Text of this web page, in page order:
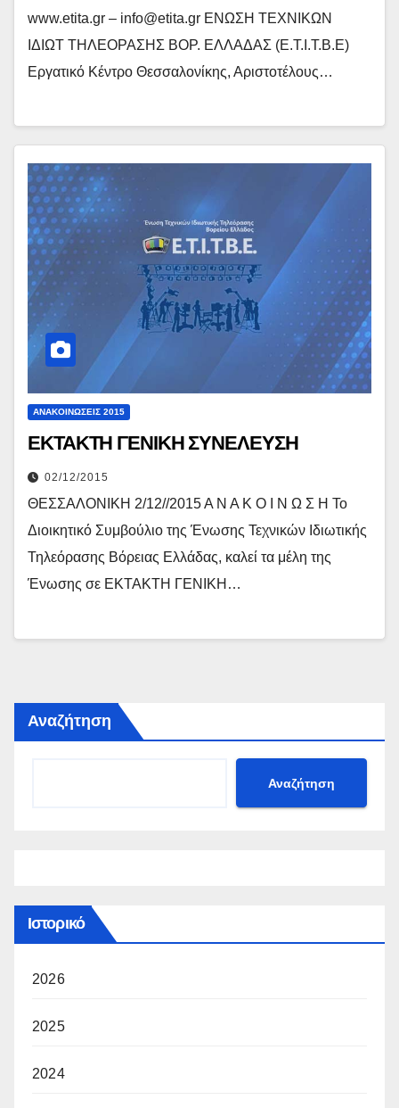
www.etita.gr – info@etita.gr ΕΝΩΣΗ ΤΕΧΝΙΚΩΝ
ΙΔΙΩΤ ΤΗΛΕΟΡΑΣΗΣ ΒΟΡ. ΕΛΛΑΔΑΣ (Ε.Τ.Ι.Τ.Β.Ε)
Εργατικό Κέντρο Θεσσαλονίκης, Αριστοτέλους…
ΑΝΑΚΟΙΝΏΣΕΙΣ 2015
ΕΚΤΑΚΤΗ ΓΕΝΙΚΗ ΣΥΝΕΛΕΥΣΗ
02/12/2015
ΘΕΣΣΑΛΟΝΙΚΗ 2/12//2015 Α Ν Α Κ Ο Ι Ν Ω Σ Η Το
Διοικητικό Συμβούλιο της Ένωσης Τεχνικών Ιδιωτικής
Τηλεόρασης Βόρειας Ελλάδας, καλεί τα μέλη της
Ένωσης σε ΕΚΤΑΚΤΗ ΓΕΝΙΚΗ…
Αναζήτηση
Αναζήτηση
Ιστορικό
2026
2025
2024